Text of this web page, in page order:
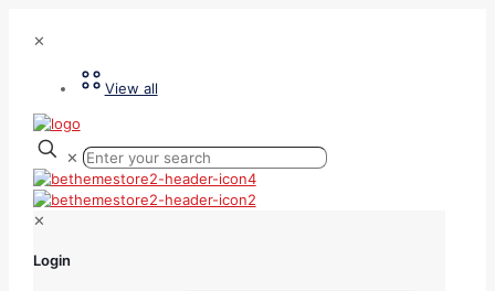
✕
View all
✕
✕
Login